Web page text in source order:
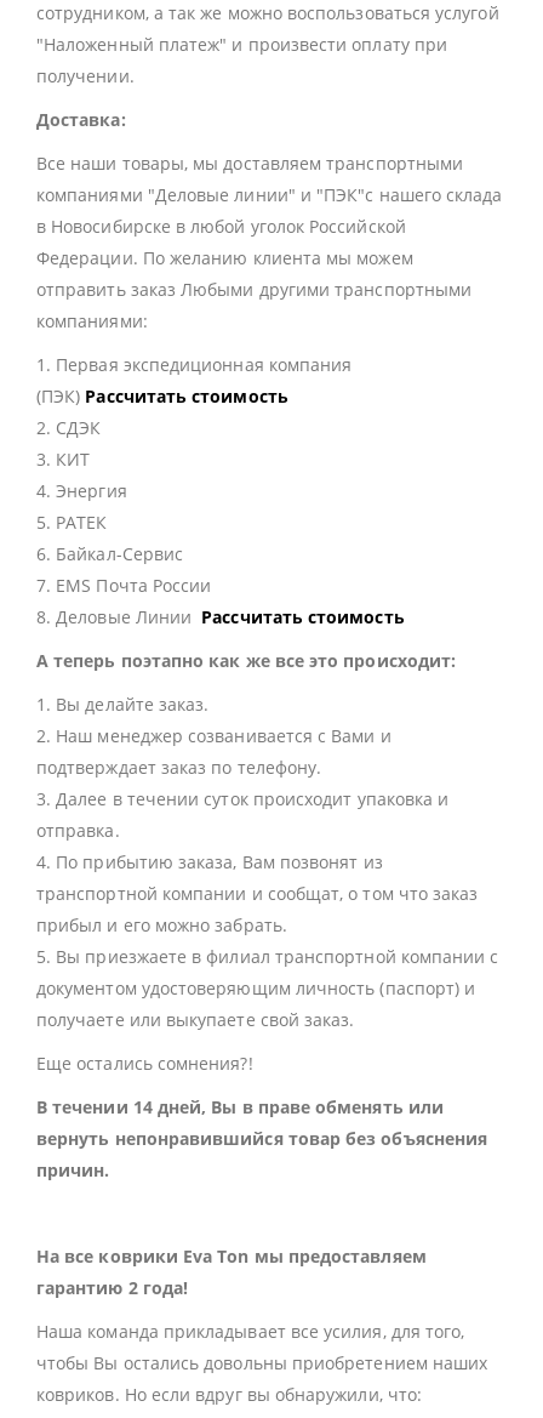
сотрудником, а так же можно воспользоваться услугой
"Наложенный платеж" и произвести оплату при
получении.
Доставка:
Все наши товары, мы доставляем транспортными
компаниями "Деловые линии" и "ПЭК"с нашего склада
в Новосибирске в любой уголок Российской
Федерации. По желанию клиента мы можем
отправить заказ Любыми другими транспортными
компаниями:
1. Первая экспедиционная компания
(ПЭК) Рассчитать стоимость
2. СДЭК
3. КИТ
4. Энергия
5. РАТЕК
6. Байкал-Сервис
7. EMS Почта России
8. Деловые Линии Рассчитать стоимость
А теперь поэтапно как же все это происходит:
1. Вы делайте заказ.
2. Наш менеджер созванивается с Вами и
подтверждает заказ по телефону.
3. Далее в течении суток происходит упаковка и
отправка.
4. По прибытию заказа, Вам позвонят из
транспортной компании и сообщат, о том что заказ
прибыл и его можно забрать.
5. Вы приезжаете в филиал транспортной компании с
документом удостоверяющим личность (паспорт) и
получаете или выкупаете свой заказ.
Еще остались сомнения?!
В течении 14 дней, Вы в праве обменять или
вернуть непонравившийся товар без объяснения
причин.
На все коврики Eva Ton мы предоставляем
гарантию 2 года!
Наша команда прикладывает все усилия, для того,
чтобы Вы остались довольны приобретением наших
ковриков. Но если вдруг вы обнаружили, что: